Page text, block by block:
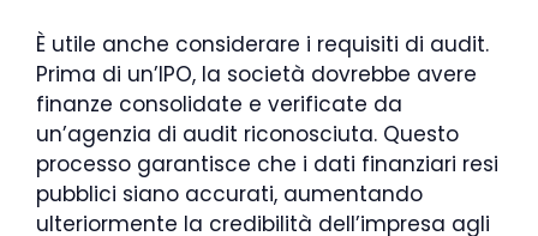
È utile anche considerare i requisiti di audit.
Prima di un’IPO, la società dovrebbe avere
finanze consolidate e verificate da
un’agenzia di audit riconosciuta. Questo
processo garantisce che i dati finanziari resi
pubblici siano accurati, aumentando
ulteriormente la credibilità dell’impresa agli